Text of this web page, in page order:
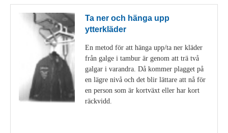
Ta ner och hänga upp
ytterkläder
En metod för att hänga upp/ta ner kläder
från galge i tambur är genom att trä två
galgar i varandra. Då kommer plagget på
en lägre nivå och det blir lättare att nå för
en person som är kortväxt eller har kort
räckvidd.